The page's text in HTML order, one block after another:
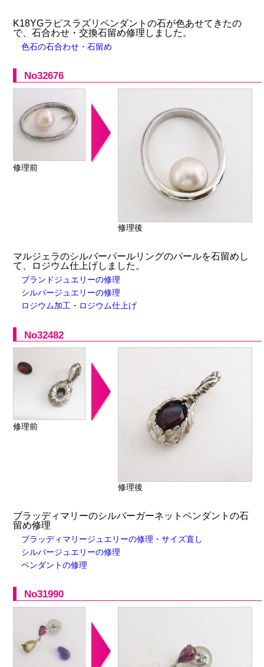
K18YGラピスラズリペンダントの石が色あせてきたの
で、石合わせ・交換石留め修理しました。
色石の石合わせ・石留め
No32676
修理前
修理後
マルジェラのシルバーパールリングのパールを石留めし
て、ロジウム仕上げしました。
ブランドジュエリーの修理
シルバージュエリーの修理
ロジウム加工・ロジウム仕上げ
No32482
修理前
修理後
ブラッディマリーのシルバーガーネットペンダントの石
留め修理
ブラッディマリージュエリーの修理・サイズ直し
シルバージュエリーの修理
ペンダントの修理
No31990